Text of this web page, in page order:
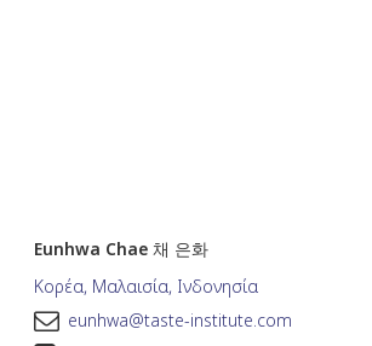
Eunhwa Chae 채 은화
Κορέα, Μαλαισία, Ινδονησία
eunhwa@taste-institute.com